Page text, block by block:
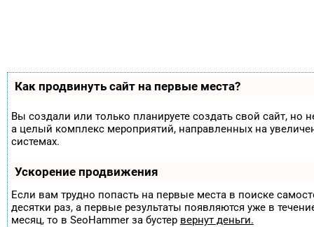
Как продвинуть сайт на первые места?
Вы создали или только планируете создать свой сайт, но
а целый комплекс мероприятий, направленных на
системах.
Ускорение продвижения
Если вам трудно попасть на первые места в поиске
десятки раз, а первые результаты появляются уже в
месяц, то в SeoHammer за бустер вернут деньги.